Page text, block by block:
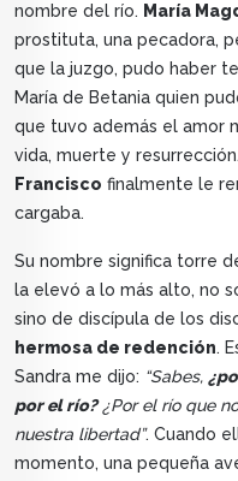
nombre del río. María
prostituta, una pecadora,
que la juzgo, pudo haber
María de Betania quien
que tuvo además el amor
vida, muerte y
Francisco finalmente le
cargaba.
Su nombre significa torre
la elevó a lo más alto, no
sino de discípula de los
hermosa de redención.
Sandra me dijo: “Sabes,
por el río?¿Por el río que
nuestra libertad”. Cuando
momento, una pequeña